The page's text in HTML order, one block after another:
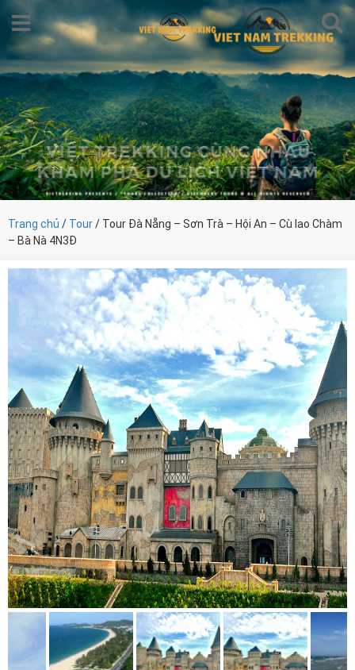
Trang chủ / Tour/ Tour Đà Nẵng – Sơn Trà – Hội An – Cù lao Chàm
– Bà Nà 4N3Đ